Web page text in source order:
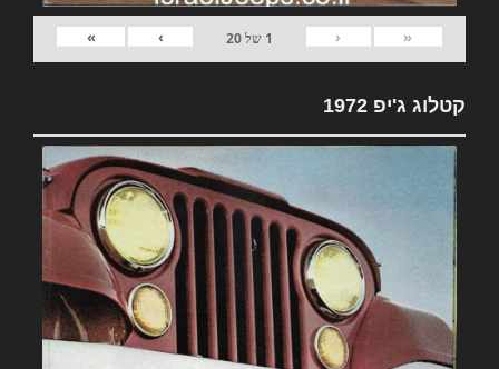
«
‹
1 של20
›
»
קטלוג ג'יפ 1972